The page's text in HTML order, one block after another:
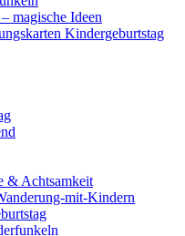
magische Ideen
Kindergeburtstag
& Achtsamkeit
mit-Kindern